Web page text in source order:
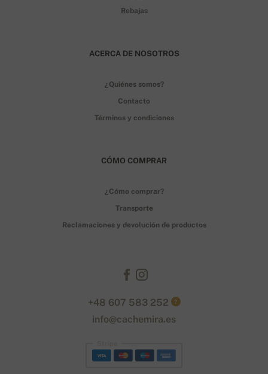
Rebajas
ACERCA DE NOSOTROS
¿Quiénes somos?
Contacto
Términos y condiciones
CÓMO COMPRAR
¿Cómo comprar?
Transporte
Reclamaciones y devolución de productos
+48 607 583 252 ?
info@cachemira.es